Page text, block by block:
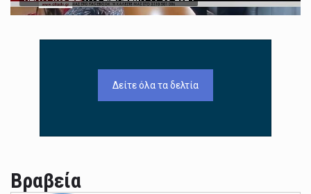
Δείτε όλα τα δελτία
Βραβεία